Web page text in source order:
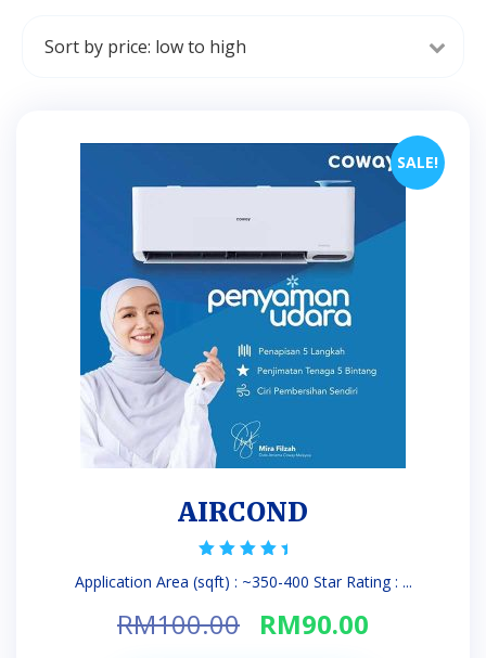
SALE!
AIRCOND
5.00
Application Area (sqft) : ~350-400 Star Rating : ...
RM100.00 Original
RM90.00